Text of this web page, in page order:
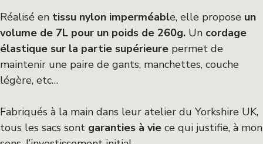
Réalisé en tissu nylon imperméable, elle propose un
volume de 7L pour un poids de 260g. Un cordage
élastique sur la partie supérieure permet de
maintenir une paire de gants, manchettes, couche
légère, etc…
Fabriqués à la main dans leur atelier du Yorkshire UK,
tous les sacs sont garanties à vie ce qui justifie, à mon